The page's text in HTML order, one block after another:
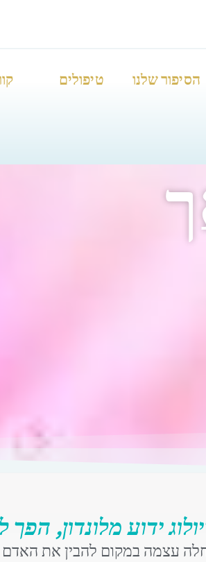
הסיפור שלנו טיפולים
ידוע מלונדון,
עצמה במקום להבין את